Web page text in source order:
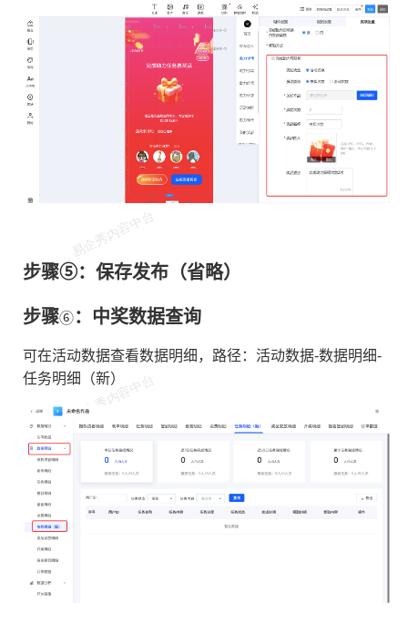
步骤⑤：保存发布（省略）
步骤⑥：中奖数据查询
可在活动数据查看数据明细，路径：活动数据-数据明细-
任务明细（新）